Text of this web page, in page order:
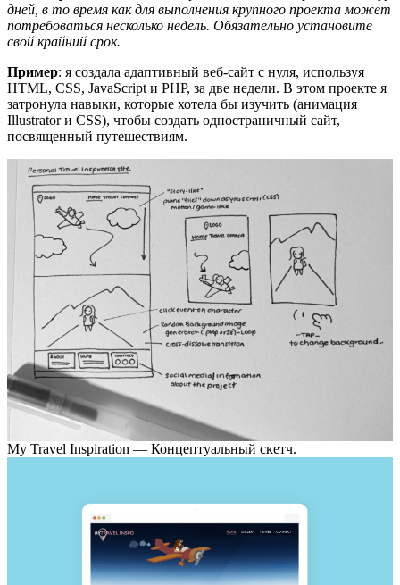
дней, в то время как для выполнения крупного проекта может
потребоваться несколько недель. Обязательно установите
свой крайний срок.
Пример: я создала адаптивный веб-сайт с нуля, используя
HTML, CSS, JavaScript и PHP, за две недели. В этом проекте я
затронула навыки, которые хотела бы изучить (анимация
Illustrator и CSS), чтобы создать одностраничный сайт,
посвященный путешествиям.
My Travel Inspiration — Концептуальный скетч.